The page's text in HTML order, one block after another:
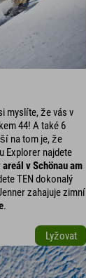
myslíte, že vás v
44! A také 6
na tom je, že
Explorer najdete
v Schönau am
TEN dokonalý
zahajuje zimní
.
Lyžovat